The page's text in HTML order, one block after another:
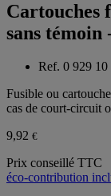
Cartouches
sans témoin
Ref. 0 929 10
Fusible ou
cas de court-circuit
9,92 €
Prix conseillé TTC
éco-contribution